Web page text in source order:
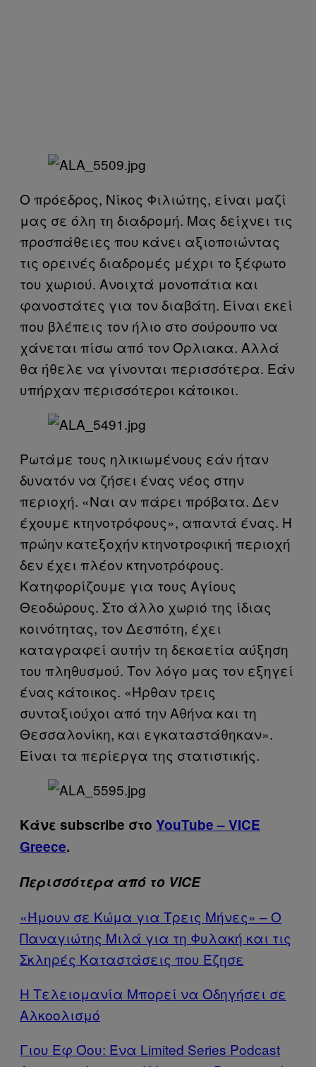
Ο πρόεδρος, Νίκος Φιλιώτης, είναι μαζί
μας σε όλη τη διαδρομή. Μας δείχνει τις
προσπάθειες που κάνει αξιοποιώντας
τις ορεινές διαδρομές μέχρι το ξέφωτο
του χωριού. Ανοιχτά μονοπάτια και
φανοστάτες για τον διαβάτη. Είναι εκεί
που βλέπεις τον ήλιο στο σούρουπο να
χάνεται πίσω από τον Όρλιακα. Αλλά
θα ήθελε να γίνονται περισσότερα. Εάν
υπήρχαν περισσότεροι κάτοικοι.
Ρωτάμε τους ηλικιωμένους εάν ήταν
δυνατόν να ζήσει ένας νέος στην
περιοχή. «Ναι αν πάρει πρόβατα. Δεν
έχουμε κτηνοτρόφους», απαντά ένας. Η
πρώην κατεξοχήν κτηνοτροφική περιοχή
δεν έχει πλέον κτηνοτρόφους.
Κατηφορίζουμε για τους Αγίους
Θεοδώρους. Στο άλλο χωριό της ίδιας
κοινότητας, τον Δεσπότη, έχει
καταγραφεί αυτήν τη δεκαετία αύξηση
του πληθυσμού. Τον λόγο μας τον εξηγεί
ένας κάτοικος. «Ήρθαν τρεις
συνταξιούχοι από την Αθήνα και τη
Θεσσαλονίκη, και εγκαταστάθηκαν».
Είναι τα περίεργα της στατιστικής.
Κάνε subscribe στο YouTube – VICE
Greece.
Περισσότερα από το VICE
«Ήμουν σε Κώμα για Τρεις Μήνες» – Ο
Παναγιώτης Μιλά για τη Φυλακή και τις
Σκληρές Καταστάσεις που Έζησε
Η Τελειομανία Μπορεί να Οδηγήσει σε
Αλκοολισμό
Γιου Εφ Όου: Ένα Limited Series Podcast